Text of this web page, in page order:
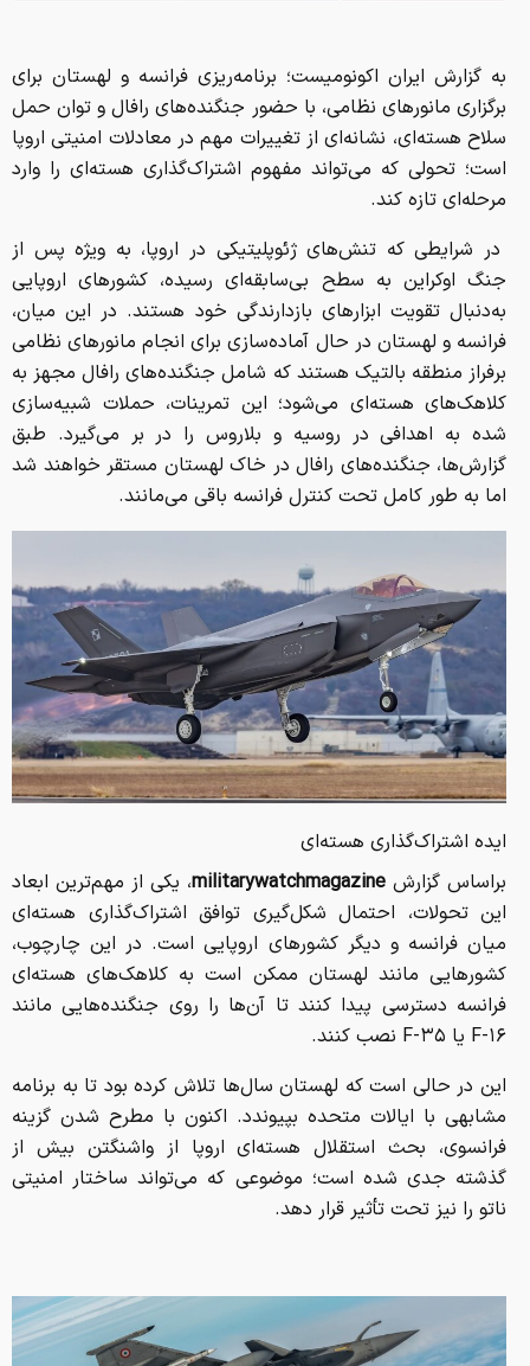
به گزارش ایران اکونومیست؛ برنامه‌ریزی فرانسه و لهستان برای
برگزاری مانورهای نظامی، با حضور جنگنده‌های رافال و توان حمل
سلاح هسته‌ای، نشانه‌ای از تغییرات مهم در معادلات امنیتی اروپا
است؛ تحولی که می‌تواند مفهوم اشتراک‌گذاری هسته‌ای را وارد
مرحله‌ای تازه کند.
در شرایطی که تنش‌های ژئوپلیتیکی در اروپا، به‌ ویژه پس از
جنگ اوکراین به سطح بی‌سابقه‌ای رسیده، کشورهای اروپایی
به‌دنبال تقویت ابزارهای بازدارندگی خود هستند. در این میان،
فرانسه و لهستان در حال آماده‌سازی برای انجام مانورهای نظامی
برفراز منطقه بالتیک هستند که شامل جنگنده‌های رافال مجهز به
کلاهک‌های هسته‌ای می‌شود؛ این تمرینات، حملات شبیه‌سازی‌
شده به اهدافی در روسیه و بلاروس را در بر می‌گیرد. طبق
گزارش‌ها، جنگنده‌های رافال در خاک لهستان مستقر خواهند شد
اما به طور کامل تحت کنترل فرانسه باقی می‌مانند.
ایده اشتراک‌گذاری هسته‌ای
براساس گزارش militarywatchmagazine، یکی از مهم‌ترین ابعاد
این تحولات، احتمال شکل‌گیری توافق اشتراک‌گذاری هسته‌ای
میان فرانسه و دیگر کشورهای اروپایی است. در این چارچوب،
کشورهایی مانند لهستان ممکن است به کلاهک‌های هسته‌ای
فرانسه دسترسی پیدا کنند تا آن‌ها را روی جنگنده‌هایی مانند
F-۱۶ یا F-۳۵ نصب کنند.
این در حالی است که لهستان سال‌ها تلاش کرده بود تا به برنامه
مشابهی با ایالات متحده بپیوندد. اکنون با مطرح شدن گزینه
فرانسوی، بحث استقلال هسته‌ای اروپا از واشنگتن بیش از
گذشته جدی شده است؛ موضوعی که می‌تواند ساختار امنیتی
ناتو را نیز تحت تأثیر قرار دهد.